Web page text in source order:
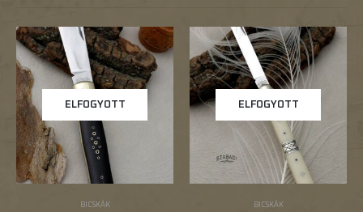
ELFOGYOTT
BICSKÁK
ELFOGYOTT
BICSKÁK